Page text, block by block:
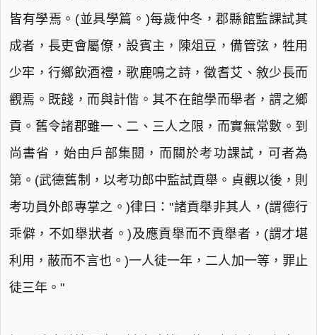
皆有學焉。(並具學篇。)每歲仲冬，郡縣館監課試其
成者，長吏會屬僚，設賓主，陳俎豆，備管弦，牲用
少牢，行鄉飲酒禮，歌鹿鳴之詩，徵耆艾、敘少長而
觀焉。既餞，而與計偕。其不在館學而舉者，謂之鄉
貢。舊令諸郡雖一、二、三人之限，而實無常數。到
尚書省，始由戶部集閱，而關於考功課試，可者為
第。(武德舊制，以考功郎中監試貢舉。貞觀以後，則
考功員外郎專掌之。)律曰："諸貢舉非其人，(謂德行
乖僻，不如舉狀者。)及應貢舉而不貢舉者，(謂才堪
利用，蔽而不言也。)一人徒一年，二人加一等，罪止
徒三年。"